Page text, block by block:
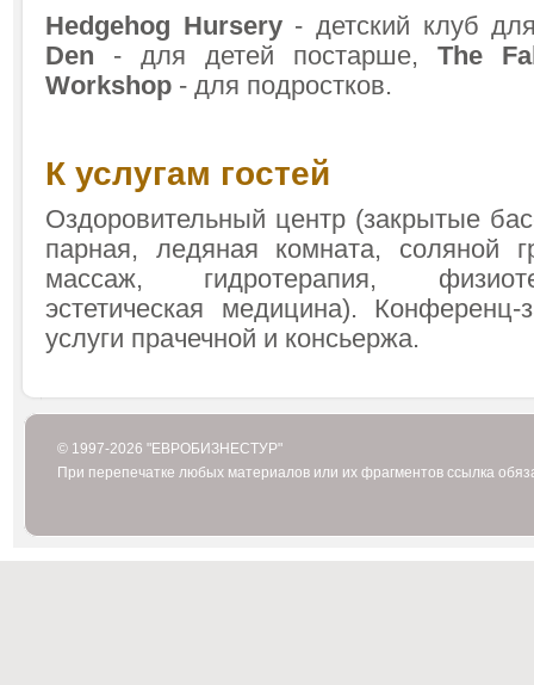
Hedgehog Hursery- детский клуб
Den - для детей постарше, The
Workshop - для подростков.
К услугам гостей
Оздоровительный центр (закрытые
парная, ледяная комната, соляной
массаж, гидротерапия,
эстетическая медицина). Конференц-
услуги прачечной и консьержа.
© 1997-2026 "ЕВРОБИЗНЕСТУР"
При перепечатке любых материалов или их фрагментов ссылка